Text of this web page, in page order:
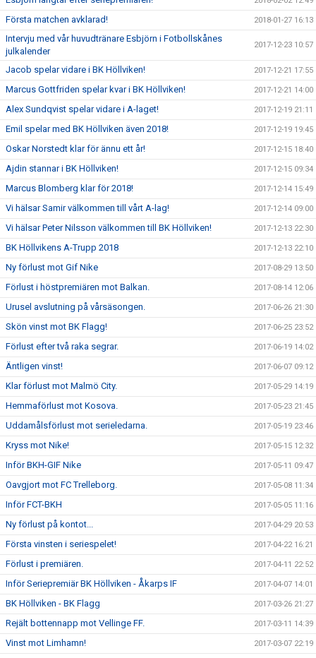
Första matchen avklarad! 2018-01-27 16:13
Intervju med vår huvudtränare Esbjörn i Fotbollskånes
julkalender
2017-12-23 10:57
Jacob spelar vidare i BK Höllviken! 2017-12-21 17:55
Marcus Gottfriden spelar kvar i BK Höllviken! 2017-12-21 14:00
Alex Sundqvist spelar vidare i A-laget! 2017-12-19 21:11
Emil spelar med BK Höllviken även 2018! 2017-12-19 19:45
Oskar Norstedt klar för ännu ett år! 2017-12-15 18:40
Ajdin stannar i BK Höllviken! 2017-12-15 09:34
Marcus Blomberg klar för 2018! 2017-12-14 15:49
Vi hälsar Samir välkommen till vårt A-lag! 2017-12-14 09:00
Vi hälsar Peter Nilsson välkommen till BK Höllviken! 2017-12-13 22:30
BK Höllvikens A-Trupp 2018 2017-12-13 22:10
Ny förlust mot Gif Nike 2017-08-29 13:50
Förlust i höstpremiären mot Balkan. 2017-08-14 12:06
Urusel avslutning på vårsäsongen. 2017-06-26 21:30
Skön vinst mot BK Flagg! 2017-06-25 23:52
Förlust efter två raka segrar. 2017-06-19 14:02
Äntligen vinst! 2017-06-07 09:12
Klar förlust mot Malmö City. 2017-05-29 14:19
Hemmaförlust mot Kosova. 2017-05-23 21:45
Uddamålsförlust mot serieledarna. 2017-05-19 23:46
Kryss mot Nike! 2017-05-15 12:32
Inför BKH-GIF Nike 2017-05-11 09:47
Oavgjort mot FC Trelleborg. 2017-05-08 11:34
Inför FCT-BKH 2017-05-05 11:16
Ny förlust på kontot... 2017-04-29 20:53
Första vinsten i seriespelet! 2017-04-22 16:21
Förlust i premiären. 2017-04-11 22:52
Inför Seriepremiär BK Höllviken - Åkarps IF 2017-04-07 14:01
BK Höllviken - BK Flagg 2017-03-26 21:27
Rejält bottennapp mot Vellinge FF. 2017-03-11 14:39
Vinst mot Limhamn! 2017-03-07 22:19